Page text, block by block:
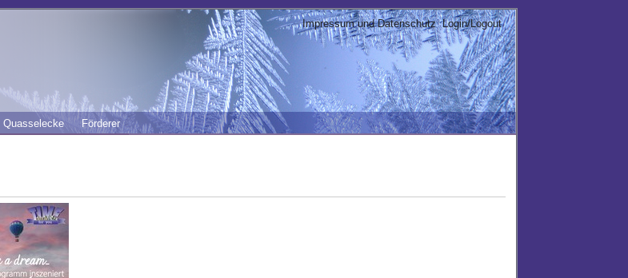
Impressum und Datenschutz Login/Logout
Quasselecke Förderer